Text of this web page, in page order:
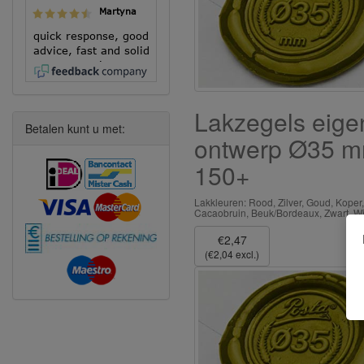
Lakzegels
ontwerp Ø35
150+
Lakkleuren: Rood, Zilver, Goud, Koper,
Cacaobruin, Beuk/Bordeaux, Zwart,
€2,47
(€2,04 excl.)
Martyna
quick response, good
advice, fast and solid
execution!
Betalen kunt u met: